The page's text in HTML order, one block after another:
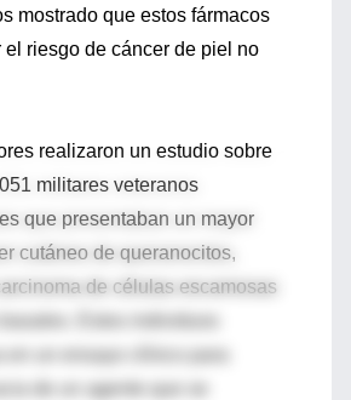
mostrado que estos fármacos
el riesgo de cáncer de piel no
realizaron un estudio sobre
militares veteranos
que presentaban un mayor
cutáneo de queranocitos,
de células escamosas
en un ensayo clínico para
de un agente que se